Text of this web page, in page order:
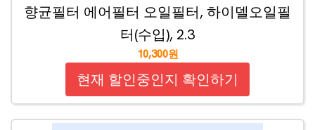
향균필터 에어필터 오일필터, 하이델오일필
터(수입), 2.3
10,300원
현재 할인중인지 확인하기